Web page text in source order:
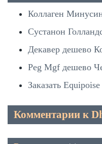
Коллаген
Сустанон
Декавер дешево
Peg Mgf дешево
Заказать
Комментарии к